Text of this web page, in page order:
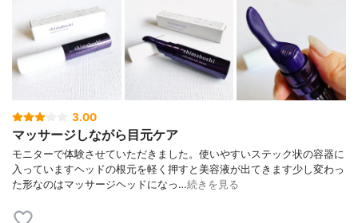
3.00
マッサージしながら目元ケア
モニターで体験させていただきました。使いやすいステック状の容器に
入っていますヘッドの根元を軽く押すと美容液が出てきます少し変わっ
た形なのはマッサージヘッドになっ…続きを見る